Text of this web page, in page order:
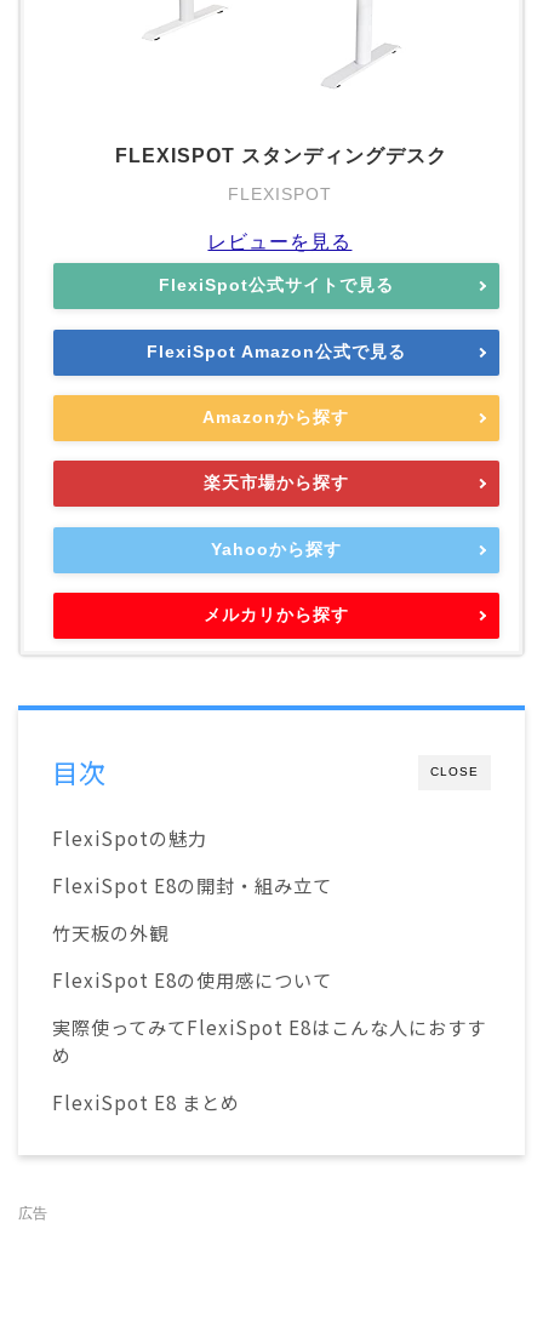
FLEXISPOT スタンディングデスク
FLEXISPOT
レビューを見る
FlexiSpot公式サイトで見る
FlexiSpot Amazon公式で見る
Amazonから探す
楽天市場から探す
Yahooから探す
メルカリから探す
CLOSE
目次
FlexiSpotの魅力
FlexiSpot E8の開封・組み立て
竹天板の外観
FlexiSpot E8の使用感について
実際使ってみてFlexiSpot E8はこんな人におすす
め
FlexiSpot E8 まとめ
広告